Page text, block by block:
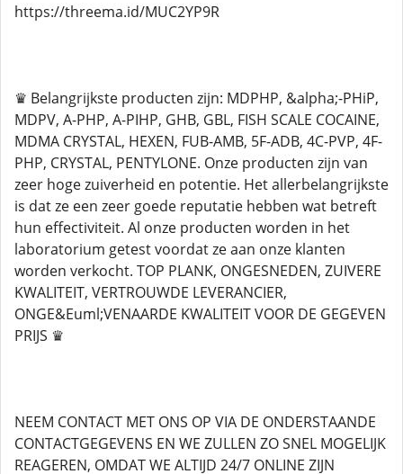
https://threema.id/MUC2YP9R
♛ Belangrijkste producten zijn: MDPHP, &alpha;-PHiP,
MDPV, A-PHP, A-PIHP, GHB, GBL, FISH SCALE COCAINE,
MDMA CRYSTAL, HEXEN, FUB-AMB, 5F-ADB, 4C-PVP, 4F-
PHP, CRYSTAL, PENTYLONE. Onze producten zijn van
zeer hoge zuiverheid en potentie. Het allerbelangrijkste
is dat ze een zeer goede reputatie hebben wat betreft
hun effectiviteit. Al onze producten worden in het
laboratorium getest voordat ze aan onze klanten
worden verkocht. TOP PLANK, ONGESNEDEN, ZUIVERE
KWALITEIT, VERTROUWDE LEVERANCIER,
ONGE&Euml;VENAARDE KWALITEIT VOOR DE GEGEVEN
PRIJS ♛
NEEM CONTACT MET ONS OP VIA DE ONDERSTAANDE
CONTACTGEGEVENS EN WE ZULLEN ZO SNEL MOGELIJK
REAGEREN, OMDAT WE ALTIJD 24/7 ONLINE ZIJN